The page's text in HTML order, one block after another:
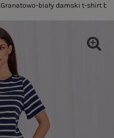
Granatowo-biały damski t-shirt